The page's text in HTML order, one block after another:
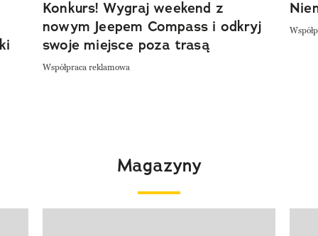
Konkurs! Wygraj weekend z
nowym Jeepem Compass i odkryj
swoje miejsce poza trasą
Współpraca reklamowa
Magazyny